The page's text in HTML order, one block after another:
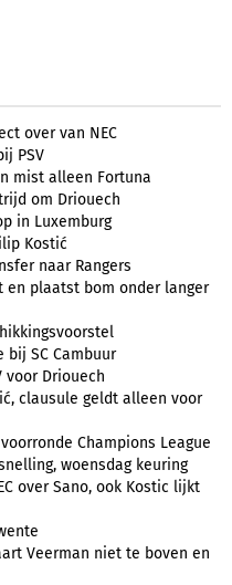
over van NEC
PSV
mist alleen Fortuna
om Driouech
in Luxemburg
Kostić
naar Rangers
plaatst bom onder langer
bij SC Cambuur
voor Driouech
clausule geldt alleen voor
Champions League
woensdag keuring
over Sano, ook Kostic lijkt
Veerman niet te boven en